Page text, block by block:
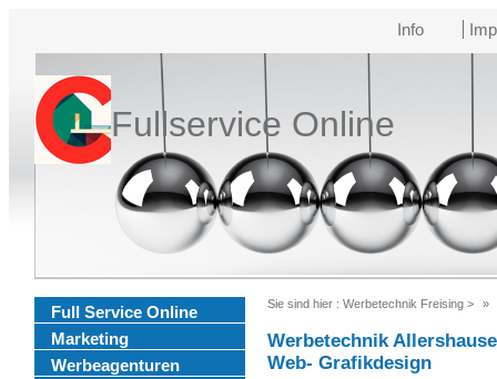
Info
Fullservice Online
Full Service Online
Marketing
Werbeagenturen
Sie sind hier : Werbetechnik Freising >
Werbetechnik
Web- Grafikdesign